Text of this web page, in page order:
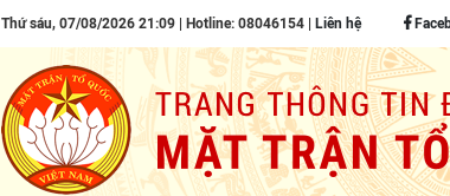
Thứ sáu, 07/08/2026 21:09 | Hotline: 08046154 | Liên hệ